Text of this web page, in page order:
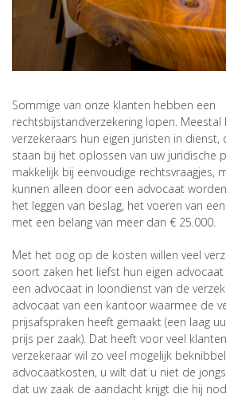
Sommige van onze klanten hebben een
rechtsbijstandverzekering lopen. Meestal
verzekeraars hun eigen juristen in
staan bij het oplossen van uw juridische
makkelijk bij eenvoudige rechtsvraagjes,
kunnen alleen door een advocaat
het leggen van beslag, het voeren van
met een belang van meer dan € 25.000.
Met het oog op de kosten willen veel
soort zaken het liefst hun eigen
een advocaat in loondienst van de
advocaat van een kantoor waarmee de
prijsafspraken heeft gemaakt (een laag
prijs per zaak). Dat heeft voor veel
verzekeraar wil zo veel mogelijk
advocaatkosten, u wilt dat u niet de
dat uw zaak de aandacht krijgt die hij